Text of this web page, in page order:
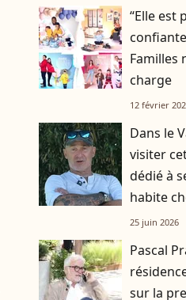
“Elle est
Familles
charge
12 février
Dans le
visiter
dédié à
habite
25 juin 2026
Pascal
sur la